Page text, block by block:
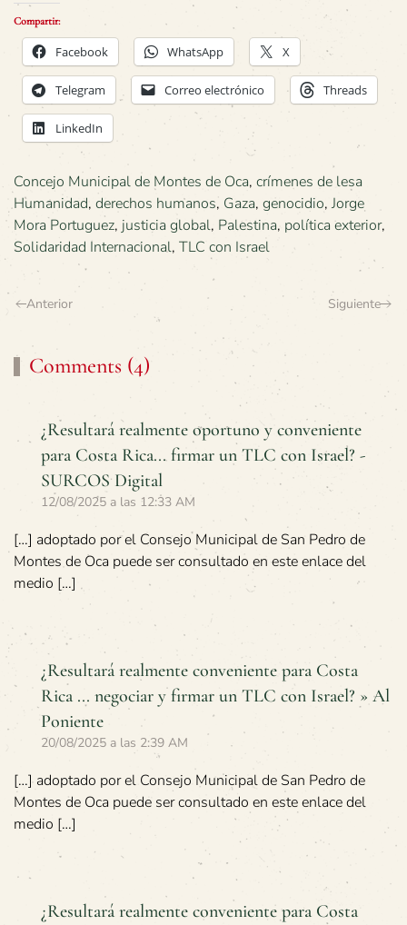
Compartir:
Facebook WhatsApp X
Telegram Correo electrónico Threads
LinkedIn
Concejo Municipal de Montes de Oca, crímenes de lesa
Humanidad, derechos humanos, Gaza, genocidio, Jorge
Mora Portuguez, justicia global, Palestina, política exterior,
Solidaridad Internacional, TLC con Israel
Anterior Siguiente
Comments (4)
¿Resultará realmente oportuno y conveniente
para Costa Rica... firmar un TLC con Israel? -
SURCOS Digital
12/08/2025 a las 12:33 AM
[…] adoptado por el Consejo Municipal de San Pedro de
Montes de Oca puede ser consultado en este enlace del
medio […]
¿Resultará realmente conveniente para Costa
Rica ... negociar y firmar un TLC con Israel? » Al
Poniente
20/08/2025 a las 2:39 AM
[…] adoptado por el Consejo Municipal de San Pedro de
Montes de Oca puede ser consultado en este enlace del
medio […]
¿Resultará realmente conveniente para Costa